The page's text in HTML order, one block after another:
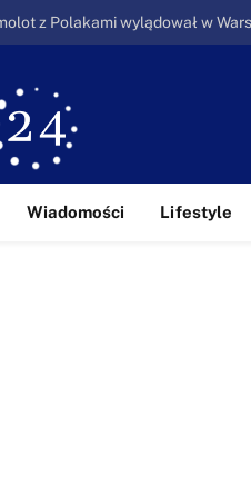
Wiadomości Lifestyle